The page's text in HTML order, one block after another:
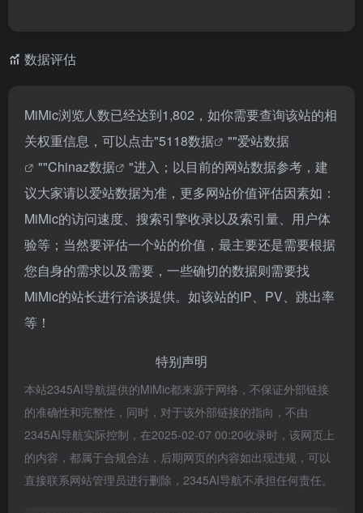
数据评估
MiMic浏览人数已经达到1,802，如你需要查询该站的相
关权重信息，可以点击"5118数据 ""爱站数据
""Chinaz数据
"进入；以目前的网站数据参考，建
议大家请以爱站数据为准，更多网站价值评估因素如：
MiMic的访问速度、搜索引擎收录以及索引量、用户体
验等；当然要评估一个站的价值，最主要还是需要根据
您自身的需求以及需要，一些确切的数据则需要找
MiMic的站长进行洽谈提供。如该站的IP、PV、跳出率
等！
特别声明
本站2345AI导航提供的MiMic都来源于网络，不保证外部链接
的准确性和完整性，同时，对于该外部链接的指向，不由
2345AI导航实际控制，在2025-02-07 00:20收录时，该网页上
的内容，都属于合规合法，后期网页的内容如出现违规，可以
直接联系网站管理员进行删除，2345AI导航不承担任何责任。